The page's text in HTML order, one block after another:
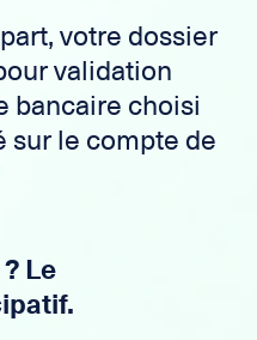
votre dossier
validation
bancaire choisi
sur le compte de
Le